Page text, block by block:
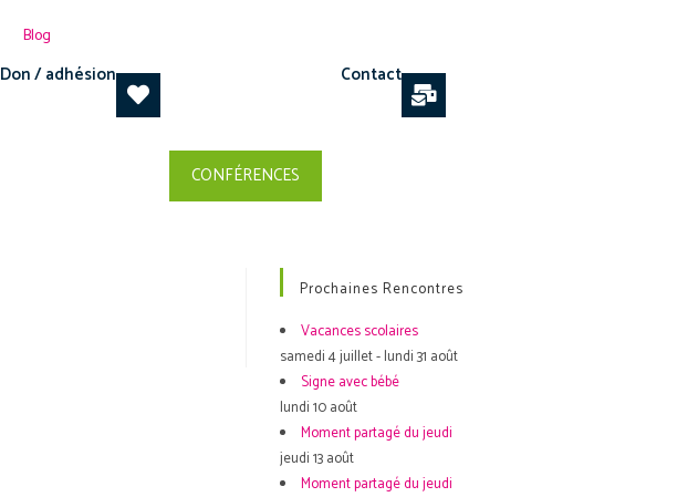
Blog
Don / adhésion Contact
CONFÉRENCES
Prochaines Rencontres
Vacances scolaires
samedi 4 juillet - lundi 31 août
Signe avec bébé
lundi 10 août
Moment partagé du jeudi
jeudi 13 août
Moment partagé du jeudi